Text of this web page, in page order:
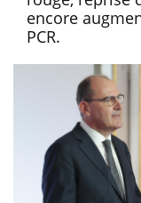
encore
PCR.